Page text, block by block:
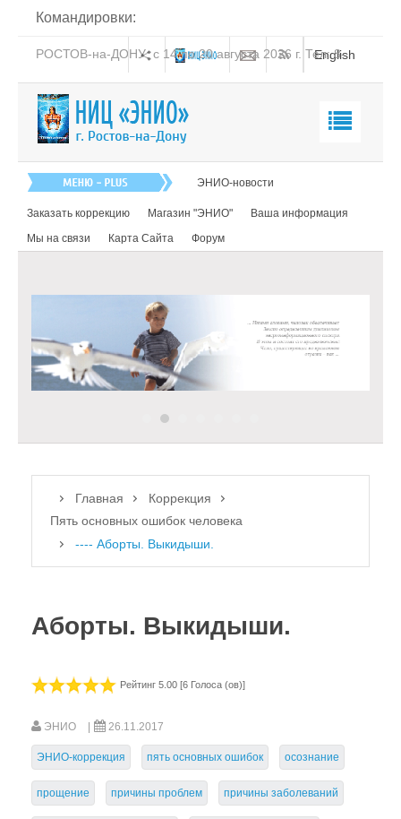
Командировки:
РОСТОВ-на-ДОНУ: с 14 по 20 августа 2026 г. Тел: 8-
English
Суть ЭНИО-коррекции
Как работает ЭНИО-коррекция
Как проходит коррекция
Что нужно знать
Пять основных ошибок человека
---- Гадание. Спиритизм. Магия.
---- Сожаление об умерших
---- Аборты. Выкидыши.
---- Сочувствие. Сожаление.
Как исправить свои ошибки
ЭНИО-новости
Заказать коррекцию Магазин "ЭНИО"
Ваша информация
Мы на связи
Карта Сайта Форум
Главная
Коррекция
Пять основных ошибок человека
---- Аборты. Выкидыши.
Аборты. Выкидыши.
Рейтинг 5.00 [6 Голоса (ов)]
ЭНИО 26.11.2017
ЭНИО-коррекция пять основных ошибок осознание
прощение причины проблем причины заболеваний